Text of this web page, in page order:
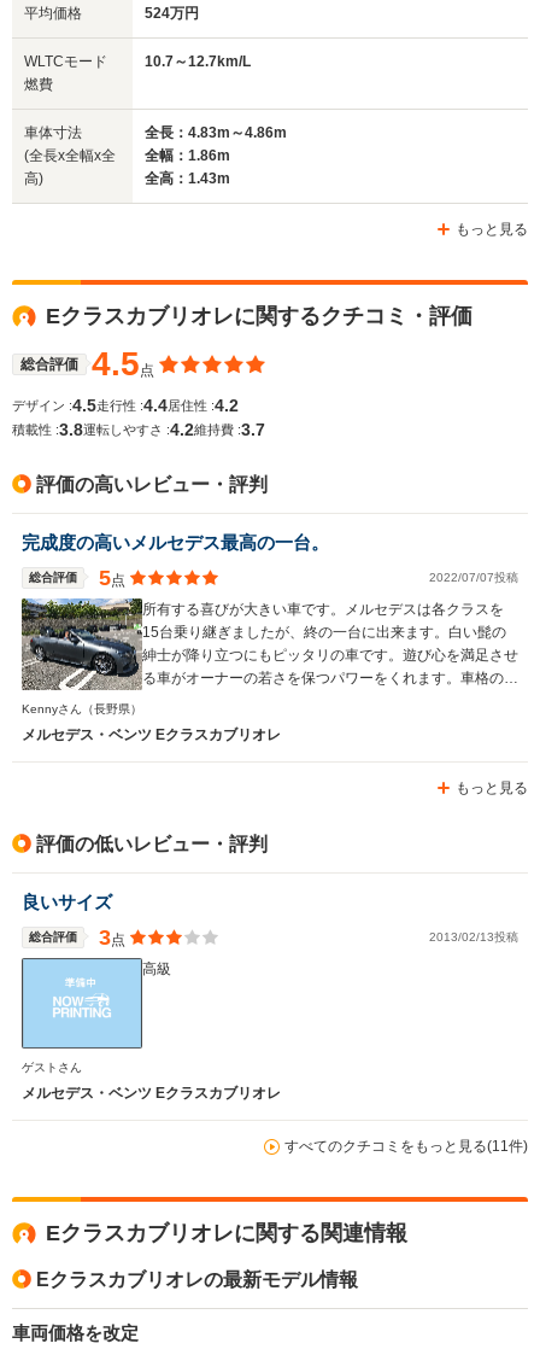
サイズ
(全長x全幅x全高)
WLTCモード
燃費
全幅
1.81m
9.4km/L
13.0km/L
15.2km/L
14.0～14.1km/L
└市街地:9.5～
9.7km/L
平均価格 524万円
WLTCモード
燃費
10.7～12.7km/L
車体寸法
(全長x全幅x全
高)
全長：4.83m～4.86m
全幅：1.86m
全高：1.43m
もっと見る
Eクラスカブリオレに関するクチコミ・評価
総合評価 4.5点
デザイン :4.5走行性 :4.4居住性 :4.2
積載性 :3.8運転しやすさ :4.2維持費 :3.7
評価の高いレビュー・評判
完成度の高いメルセデス最高の一台。
総合評価 5点 2022/07/07投稿
所有する喜びが大きい車です。メルセデスは各クラスを
15台乗り継ぎましたが、終の一台に出来ます。白い髭の
紳士が降り立つにもピッタリの車です。遊び心を満足させ
る車がオーナーの若さを保つパワーをくれます。車格の高
ません。車選びに迷ったらこれが正解です。
Kennyさん （長野県）
メルセデス・ベンツ Eクラスカブリオレ
もっと見る
評価の低いレビュー・評判
良いサイズ
総合評価 3点 2013/02/13投稿
高級
ゲストさん
メルセデス・ベンツ Eクラスカブリオレ
すべてのクチコミをもっと見る(11件)
Eクラスカブリオレに関する関連情報
Eクラスカブリオレの最新モデル情報
車両価格を改定